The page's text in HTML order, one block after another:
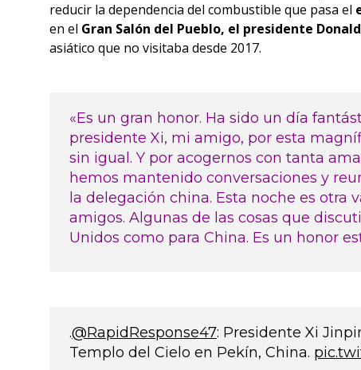
reducir la dependencia del combustible que pasa el
en el Gran Salón del Pueblo, el presidente
asiático que no visitaba desde 2017.
«Es un gran honor. Ha sido un día
presidente Xi, mi amigo, por esta
sin igual. Y por acogernos con tanta
hemos mantenido conversaciones y
la delegación china. Esta noche es
amigos. Algunas de las cosas que
Unidos como para China. Es un honor
.@RapidResponse47: Presidente Xi
Templo del Cielo en Pekín, China.